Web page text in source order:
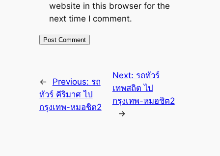
website in this browser for the
next time I comment.
← Previous: รถ
ทัวร์ คีริมาศ ไป
กรุงเทพ-หมอชิต2
Next: รถทัวร์
เทพสถิต ไป
กรุงเทพ-หมอชิต2
→